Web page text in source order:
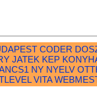
CODER
JATEK KEP
NY NYELV
VITA